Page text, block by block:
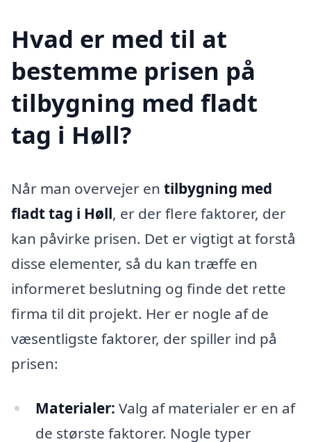
Hvad er med til at
bestemme prisen på
tilbygning med fladt
tag i Høll?
Når man overvejer en tilbygning med
fladt tag i Høll, er der flere faktorer, der
kan påvirke prisen. Det er vigtigt at forstå
disse elementer, så du kan træffe en
informeret beslutning og finde det rette
firma til dit projekt. Her er nogle af de
væsentligste faktorer, der spiller ind på
prisen:
Materialer: Valg af materialer er en af
de største faktorer. Nogle typer